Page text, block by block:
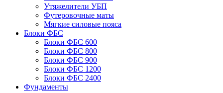
Утяжелители УБП
Футеровочные маты
Мягкие силовые пояса
Блоки ФБС
Блоки ФБС 600
Блоки ФБС 800
Блоки ФБС 900
Блоки ФБС 1200
Блоки ФБС 2400
Фундаменты